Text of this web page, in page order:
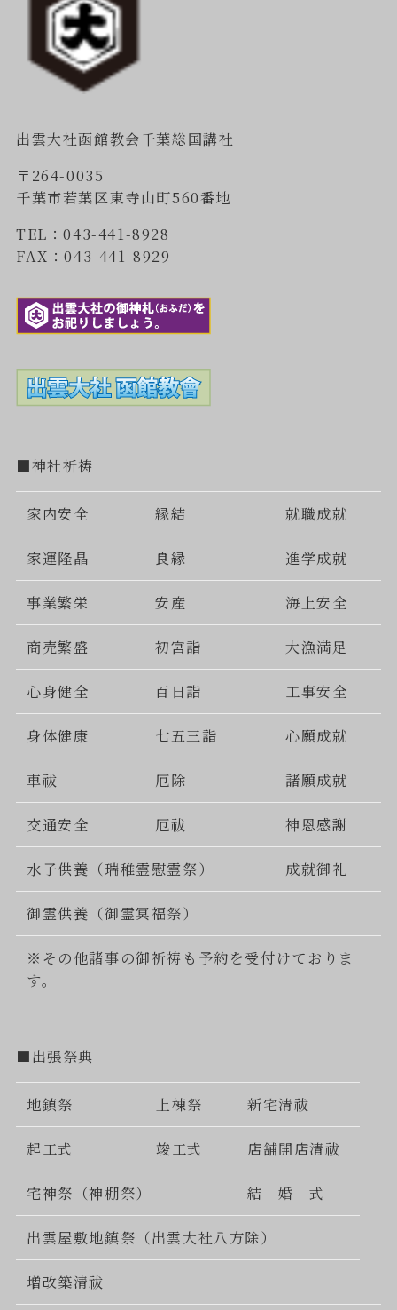
出雲大社函館教会千葉総国講社
〒264-0035
千葉市若葉区東寺山町560番地
TEL：043-441-8928
FAX：043-441-8929
■神社祈祷
家内安全 縁結 就職成就
家運隆晶 良縁 進学成就
事業繁栄 安産 海上安全
商売繁盛 初宮詣 大漁満足
心身健全 百日詣 工事安全
身体健康 七五三詣 心願成就
車祓 厄除 諸願成就
交通安全 厄祓 神恩感謝
水子供養（瑞稚霊慰霊祭） 成就御礼
御霊供養（御霊冥福祭）
※その他諸事の御祈祷も予約を受付けておりま
す。
■出張祭典
地鎮祭 上棟祭 新宅清祓
起工式 竣工式 店舗開店清祓
宅神祭（神棚祭） 結 婚 式
出雲屋敷地鎮祭（出雲大社八方除）
増改築清祓